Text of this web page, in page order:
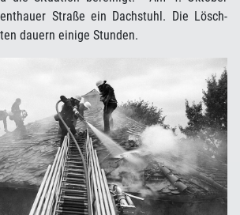
Straße ein Dachstuhl. Die Lösch-
dauern einige Stunden.